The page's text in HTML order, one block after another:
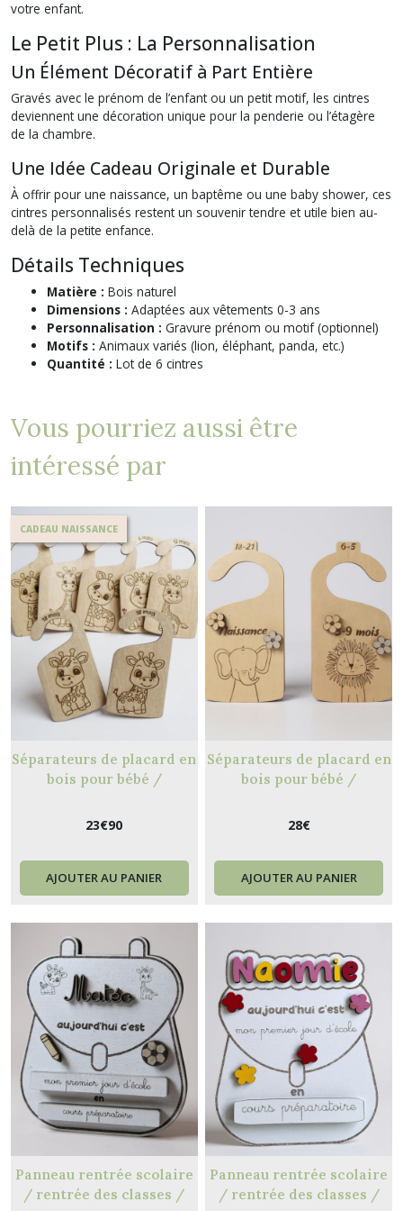
votre enfant.
Le Petit Plus : La Personnalisation
Un Élément Décoratif à Part Entière
Gravés avec le prénom de l’enfant ou un petit motif, les cintres
deviennent une décoration unique pour la penderie ou l’étagère
de la chambre.
Une Idée Cadeau Originale et Durable
À offrir pour une naissance, un baptême ou une baby shower, ces
cintres personnalisés restent un souvenir tendre et utile bien au-
delà de la petite enfance.
Détails Techniques
Matière : Bois naturel
Dimensions : Adaptées aux vêtements 0-3 ans
Personnalisation : Gravure prénom ou motif (optionnel)
Motifs : Animaux variés (lion, éléphant, panda, etc.)
Quantité : Lot de 6 cintres
Vous pourriez aussi être
intéressé par
CADEAU NAISSANCE
Séparateurs de placard en
bois pour bébé /
Nouveau-né à 24 mois
23€90
AJOUTER AU PANIER
Séparateurs de placard en
bois pour bébé /
pièces Nouveau-né à 24
d'enfant ANIMAUX
28€
AJOUTER AU PANIER
Panneau rentrée scolaire
/ rentrée des classes /
Panneau rentrée scolaire
/ rentrée des classes /